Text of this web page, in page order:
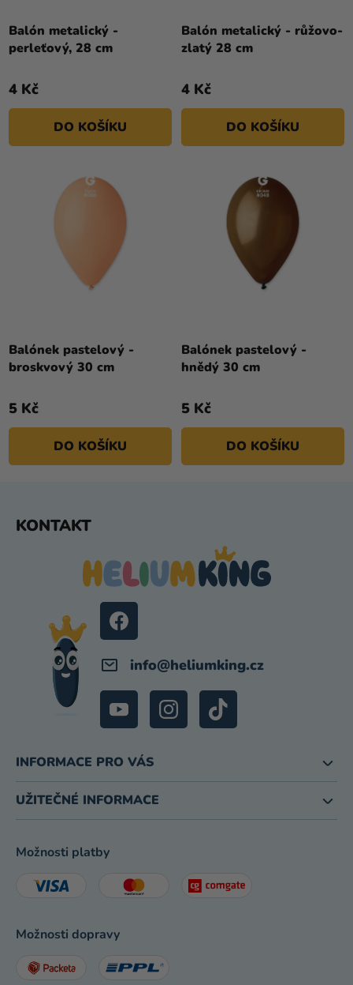
Balón metalický -
perleťový, 28 cm
4 Kč
DO KOŠÍKU
Balón metalický - růžovo-
zlatý 28 cm
4 Kč
DO KOŠÍKU
Balónek pastelový -
broskvový 30 cm
5 Kč
DO KOŠÍKU
Balónek pastelový -
hnědý 30 cm
5 Kč
DO KOŠÍKU
KONTAKT
info@heliumking.cz
INFORMACE PRO VÁS
UŽITEČNÉ INFORMACE
Možnosti platby
Možnosti dopravy